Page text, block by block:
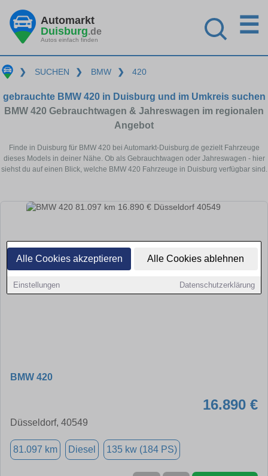
Alle Cookies akzeptieren Alle Cookies ablehnen
Einstellungen Datenschutzerklärung
Automarkt
Duisburg.de
Autos einfach finden
☰
❯ SUCHEN ❯ BMW ❯ 420
gebrauchte BMW 420 in Duisburg und im Umkreis suchen
BMW 420 Gebrauchtwagen & Jahreswagen im regionalen
Angebot
Finde in Duisburg für BMW 420 bei Automarkt-Duisburg.de gezielt Fahrzeuge
dieses Models in deiner Nähe. Ob als Gebrauchtwagen oder Jahreswagen - hier
siehst du auf einen Blick, welche BMW 420 Fahrzeuge in Duisburg verfügbar sind.
BMW 420
16.890 €
Düsseldorf, 40549
81.097 km Diesel 135 kw (184 PS)